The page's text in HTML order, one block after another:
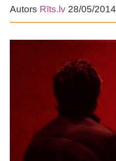
Autors Rīts.lv 28/05/2014